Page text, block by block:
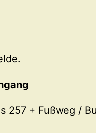
257 + Fußweg /